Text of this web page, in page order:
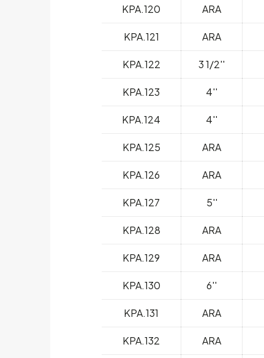
KPA.120 ARA
KPA.121 ARA
KPA.122 3 1/2''
KPA.123 4''
KPA.124 4''
KPA.125 ARA
KPA.126 ARA
KPA.127 5''
KPA.128 ARA
KPA.129 ARA
KPA.130 6''
KPA.131 ARA
KPA.132 ARA